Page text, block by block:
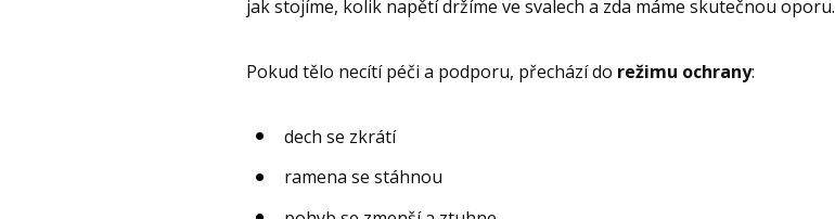
jak stojíme, kolik napětí držíme ve svalech a zda máme skutečnou oporu.
Pokud tělo necítí péči a podporu, přechází do režimu ochrany:
dech se zkrátí
ramena se stáhnou